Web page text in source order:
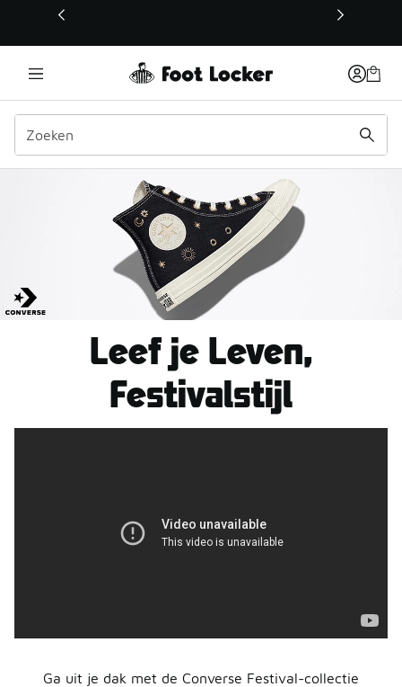
Deze link wordt geopend in een nieuw venster
Converse Festival
Leef je Leven,
Festivalstijl
Ga uit je dak met de Converse Festival-collectie